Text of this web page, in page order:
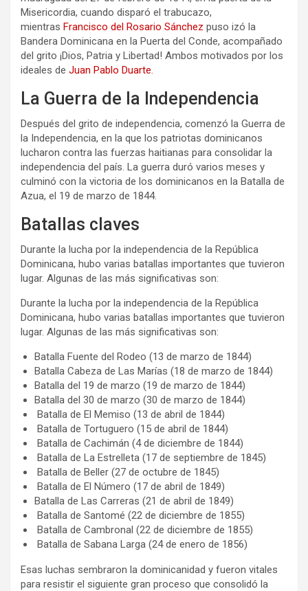
Misericordia, cuando disparó el trabucazo,
mientras Francisco del Rosario Sánchez puso izó la
Bandera Dominicana en la Puerta del Conde, acompañado
del grito ¡Dios, Patria y Libertad! Ambos motivados por los
ideales de Juan Pablo Duarte.
La Guerra de la Independencia
Después del grito de independencia, comenzó la Guerra de
la Independencia, en la que los patriotas dominicanos
lucharon contra las fuerzas haitianas para consolidar la
independencia del país. La guerra duró varios meses y
culminó con la victoria de los dominicanos en la Batalla de
Azua, el 19 de marzo de 1844.
Batallas claves
Durante la lucha por la independencia de la República
Dominicana, hubo varias batallas importantes que tuvieron
lugar. Algunas de las más significativas son:
Durante la lucha por la independencia de la República
Dominicana, hubo varias batallas importantes que tuvieron
lugar. Algunas de las más significativas son:
Batalla Fuente del Rodeo (13 de marzo de 1844)
Batalla Cabeza de Las Marías (18 de marzo de 1844)
Batalla del 19 de marzo (19 de marzo de 1844)
Batalla del 30 de marzo (30 de marzo de 1844)
Batalla de El Memiso (13 de abril de 1844)
Batalla de Tortuguero (15 de abril de 1844)
Batalla de Cachimán (4 de diciembre de 1844)
Batalla de La Estrelleta (17 de septiembre de 1845)
Batalla de Beller (27 de octubre de 1845)
Batalla de El Número (17 de abril de 1849)
Batalla de Las Carreras (21 de abril de 1849)
Batalla de Santomé (22 de diciembre de 1855)
Batalla de Cambronal (22 de diciembre de 1855)
Batalla de Sabana Larga (24 de enero de 1856)
Esas luchas sembraron la dominicanidad y fueron vitales
para resistir el siguiente gran proceso que consolidó la